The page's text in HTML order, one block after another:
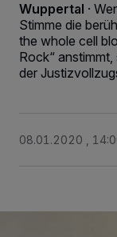
Wuppertal ·
Stimme die
the whole cell
Rock“
der
08.01.2020 ,